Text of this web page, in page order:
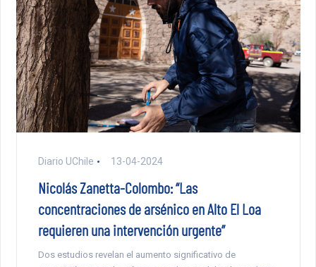
Diario UChile 13-04-2024
Nicolás Zanetta-Colombo: “Las
concentraciones de arsénico en Alto El Loa
requieren una intervención urgente”
Dos estudios revelan el aumento significativo de